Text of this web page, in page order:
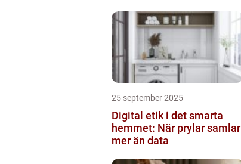
25 september 2025
Digital etik i det smarta
hemmet: När prylar samlar
mer än data